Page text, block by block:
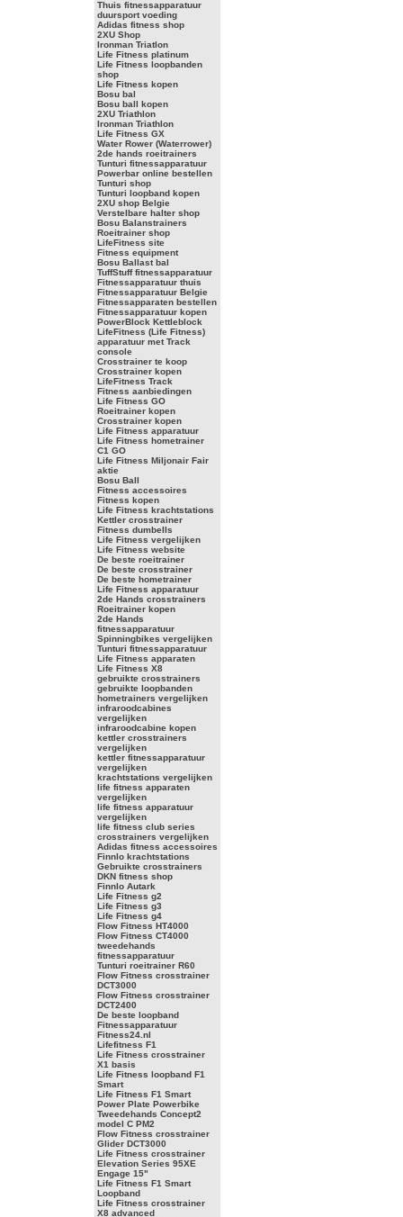
Thuis fitnessapparatuur
duursport voeding
Adidas fitness shop
2XU Shop
Ironman Triatlon
Life Fitness platinum
Life Fitness loopbanden
shop
Life Fitness kopen
Bosu bal
Bosu ball kopen
2XU Triathlon
Ironman Triathlon
Life Fitness GX
Water Rower (Waterrower)
2de hands roeitrainers
Tunturi fitnessapparatuur
Powerbar online bestellen
Tunturi shop
Tunturi loopband kopen
2XU shop Belgie
Verstelbare halter shop
Bosu Balanstrainers
Roeitrainer shop
LifeFitness site
Fitness equipment
Bosu Ballast bal
TuffStuff fitnessapparatuur
Fitnessapparatuur thuis
Fitnessapparatuur Belgie
Fitnessapparaten bestellen
Fitnessapparatuur kopen
PowerBlock Kettleblock
LifeFitness (Life Fitness)
apparatuur met Track
console
Crosstrainer te koop
Crosstrainer kopen
LifeFitness Track
Fitness aanbiedingen
Life Fitness GO
Roeitrainer kopen
Crosstrainer kopen
Life Fitness apparatuur
Life Fitness hometrainer
C1 GO
Life Fitness Miljonair Fair
aktie
Bosu Ball
Fitness accessoires
Fitness kopen
Life Fitness krachtstations
Kettler crosstrainer
Fitness dumbells
Life Fitness vergelijken
Life Fitness website
De beste roeitrainer
De beste crosstrainer
De beste hometrainer
Life Fitness apparatuur
2de Hands crosstrainers
Roeitrainer kopen
2de Hands
fitnessapparatuur
Spinningbikes vergelijken
Tunturi fitnessapparatuur
Life Fitness apparaten
Life Fitness X8
gebruikte crosstrainers
gebruikte loopbanden
hometrainers vergelijken
infraroodcabines
vergelijken
infraroodcabine kopen
kettler crosstrainers
vergelijken
kettler fitnessapparatuur
vergelijken
krachtstations vergelijken
life fitness apparaten
vergelijken
life fitness apparatuur
vergelijken
life fitness club series
crosstrainers vergelijken
Adidas fitness accessoires
Finnlo krachtstations
Gebruikte crosstrainers
DKN fitness shop
Finnlo Autark
Life Fitness g2
Life Fitness g3
Life Fitness g4
Flow Fitness HT4000
Flow Fitness CT4000
tweedehands
fitnessapparatuur
Tunturi roeitrainer R60
Flow Fitness crosstrainer
DCT3000
Flow Fitness crosstrainer
DCT2400
De beste loopband
Fitnessapparatuur
Fitness24.nl
Lifefitness F1
Life Fitness crosstrainer
X1 basis
Life Fitness loopband F1
Smart
Life Fitness F1 Smart
Power Plate Powerbike
Tweedehands Concept2
model C PM2
Flow Fitness crosstrainer
Glider DCT3000
Life Fitness crosstrainer
Elevation Series 95XE
Engage 15"
Life Fitness F1 Smart
Loopband
Life Fitness crosstrainer
X8 advanced